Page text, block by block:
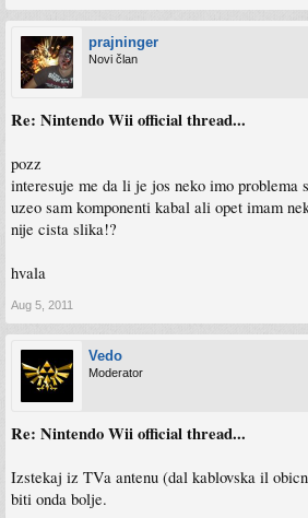
prajninger
Novi član
Re: Nintendo Wii official thread...
pozz
interesuje me da li je jos neko imo problema
uzeo sam komponenti kabal ali opet imam
nije cista slika!?
hvala
Aug 5, 2011
Vedo
Moderator
Re: Nintendo Wii official thread...
Izstekaj iz TVa antenu (dal kablovska il
biti onda bolje.